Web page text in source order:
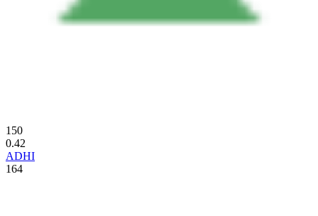
150
0.42
ADHI
164